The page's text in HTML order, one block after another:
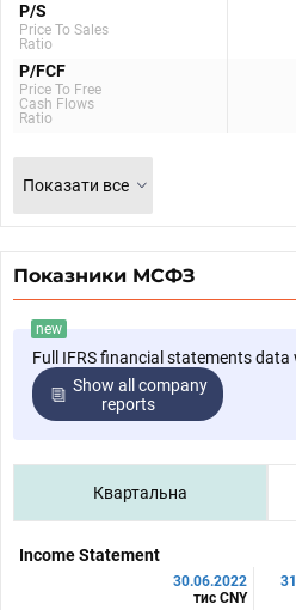
P/S
Price To Sales
Ratio
P/FCF
Price To Free
Cash Flows
Ratio
Показати все
Показники МСФЗ
new
Full IFRS financial statements
Show all company
reports
Квартальна
Income Statement
30.06.2022
тис CNY